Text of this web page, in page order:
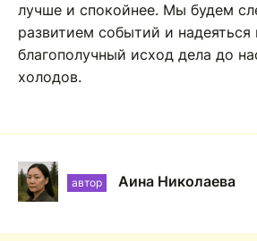
лучше и спокойнее. Мы будем
развитием событий и надеяться
благополучный исход дела до
холодов.
автор Аина Николаева